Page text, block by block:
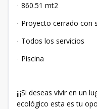
· 860.51 mt2
· Proyecto cerrado con
· Todos los servicios
· Piscina
¡¡¡Si deseas vivir en un
ecológico esta es tu